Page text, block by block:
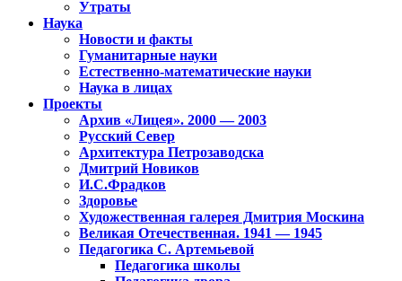
Утраты
Наука
Новости и факты
Гуманитарные науки
Естественно-математические науки
Наука в лицах
Проекты
Архив «Лицея». 2000 — 2003
Русский Север
Архитектура Петрозаводска
Дмитрий Новиков
И.С.Фрадков
Здоровье
Художественная галерея Дмитрия Москина
Великая Отечественная. 1941 — 1945
Педагогика С. Артемьевой
Педагогика школы